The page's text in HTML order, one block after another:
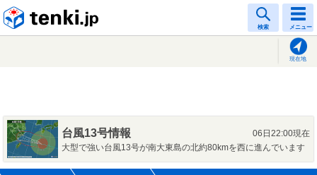
検索 メニュー
現在地
台風13号情報
06日22:00現在
大型で強い台風13号が南大東島の北約80kmを西に進んでいます